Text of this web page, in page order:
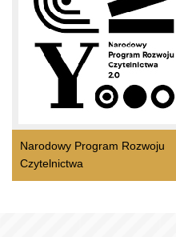
Narodowy Program Rozwoju
Czytelnictwa